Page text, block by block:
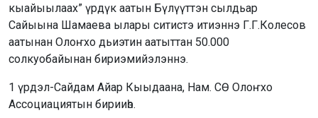
кыайыылаах” үрдүк аатын Бүлүүттэн сылдьар
Сайыына Шамаева ылары ситистэ итиэннэ Г.Г.Колесов
аатынан Олоҥхо дьиэтин аатыттан 50.000
солкуобайынан бириэмийэлэннэ.
1 үрдэл-Сайдам Айар Кыыдаана, Нам. СӨ Олоҥхо
Ассоциациятын бирииһэ.